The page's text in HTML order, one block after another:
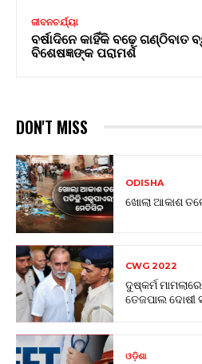
ଜୀବନଚର୍ଯ୍ୟା
ବର୍ଷାଦିନେ କାହିଁକି ବଢ଼େ ଗଣ୍ଠିବାତ
ବିଶେଷଜ୍ଞଙ୍କ ପରାମର୍ଶ
DON'T MISS
ODISHA
ଖୋଲା ଆକାଶ
CWG 2022
ଦୁଷ୍କର୍ମ
ତେଜପାଲ ଦୋଷୀ
ଓଡ଼ିଶା